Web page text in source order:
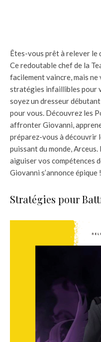
Êtes-vous prêt à relever le
Ce redoutable chef de la
facilement vaincre, mais ne
stratégies infaillibles pour
soyez un dresseur
pour vous. Découvrez les
affronter Giovanni,
préparez-vous à découvrir
puissant du monde,
aiguiser vos compétences
Giovanni s’annonce épique !
Stratégies pour